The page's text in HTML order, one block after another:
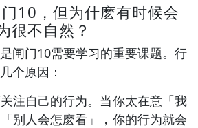
10，但为什麽有时候会
很不自然？
闸门10需要学习的重要课题。行
个原因：
注自己的行为。当你太在意「我
别人会怎麽看」，你的行为就会